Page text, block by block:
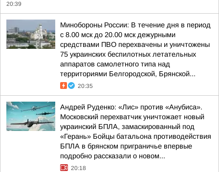
20:39
Минобороны России: В течение дня в период
с 8.00 мск до 20.00 мск дежурными
средствами ПВО перехвачены и уничтожены
75 украинских беспилотных летательных
аппаратов самолетного типа над
территориями Белгородской, Брянской...
20:35
Андрей Руденко: «Лис» против «Анубиса».
Московский перехватчик уничтожает новый
украинский БПЛА, замаскированный под
«Герань» Бойцы батальона противодействия
БПЛА в брянском приграничье впервые
подробно рассказали о новом...
20:18